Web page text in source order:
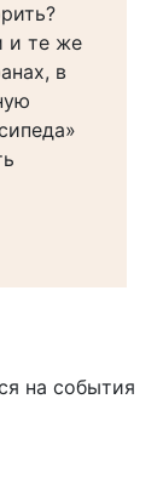
и те же
в
на события